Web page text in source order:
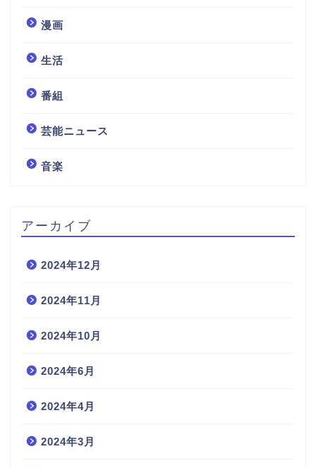
漫画
生活
番組
芸能ニュース
音楽
アーカイブ
2024年12月
2024年11月
2024年10月
2024年6月
2024年4月
2024年3月